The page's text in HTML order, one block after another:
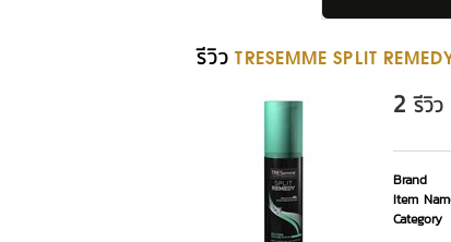
รีวิว TRESEMME SPLIT
2 รีวิว
Brand
Item
Category